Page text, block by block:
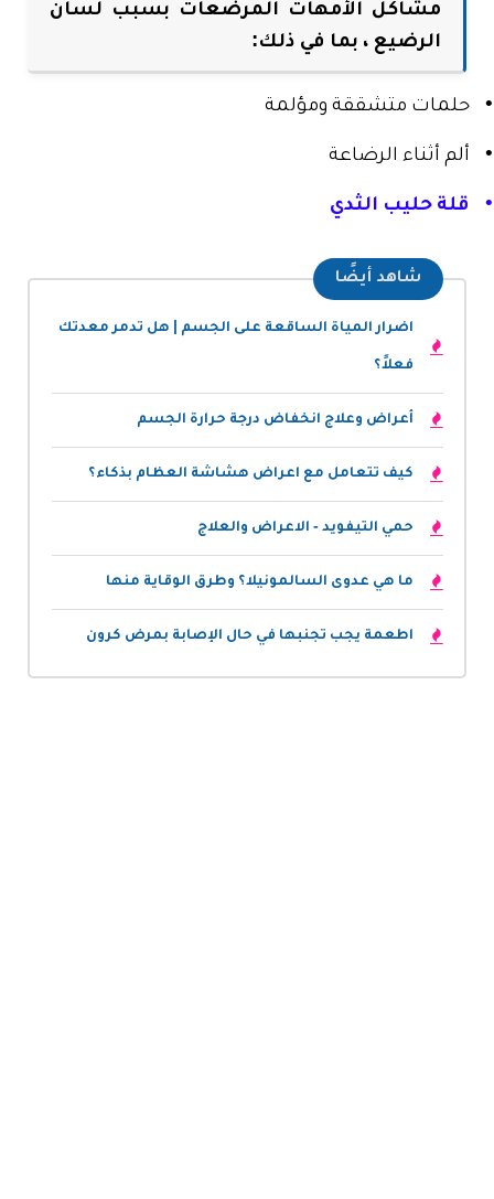
مشاكل الأمهات المرضعات بسبب لسان
الرضيع ، بما في ذلك:
• حلمات متشققة ومؤلمة
• ألم أثناء الرضاعة
• قلة حليب الثدي
شاهد أيضًا
اضرار المياة الساقعة على الجسم | هل تدمر معدتك
فعلاً؟
أعراض وعلاج انخفاض درجة حرارة الجسم
كيف تتعامل مع اعراض هشاشة العظام بذكاء؟
حمي التيفويد - الاعراض والعلاج
ما هي عدوى السالمونيلا؟ وطرق الوقاية منها
اطعمة يجب تجنبها في حال الإصابة بمرض كرون